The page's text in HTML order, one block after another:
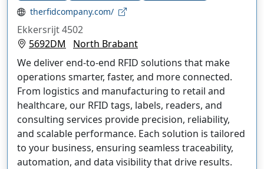
therfidcompany.com/
Ekkersrijt 4502
5692DM
North Brabant
We deliver end-to-end RFID solutions that make
operations smarter, faster, and more connected.
From logistics and manufacturing to retail and
healthcare, our RFID tags, labels, readers, and
consulting services provide precision, reliability,
and scalable performance. Each solution is tailored
to your business, ensuring seamless traceability,
automation, and data visibility that drive results.